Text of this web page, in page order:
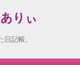
りぃ
記帳。